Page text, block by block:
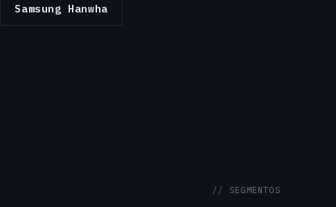
Samsung Hanwha
// SEGMENTOS